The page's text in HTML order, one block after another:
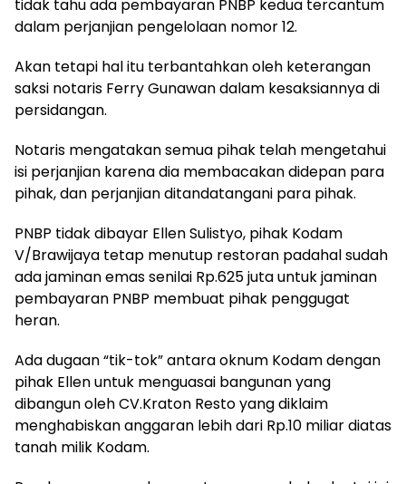
tidak tahu ada pembayaran PNBP kedua tercantum
dalam perjanjian pengelolaan nomor 12.
Akan tetapi hal itu terbantahkan oleh keterangan
saksi notaris Ferry Gunawan dalam kesaksiannya di
persidangan.
Notaris mengatakan semua pihak telah mengetahui
isi perjanjian karena dia membacakan didepan para
pihak, dan perjanjian ditandatangani para pihak.
PNBP tidak dibayar Ellen Sulistyo, pihak Kodam
V/Brawijaya tetap menutup restoran padahal sudah
ada jaminan emas senilai Rp.625 juta untuk jaminan
pembayaran PNBP membuat pihak penggugat
heran.
Ada dugaan “tik-tok” antara oknum Kodam dengan
pihak Ellen untuk menguasai bangunan yang
dibangun oleh CV.Kraton Resto yang diklaim
menghabiskan anggaran lebih dari Rp.10 miliar diatas
tanah milik Kodam.